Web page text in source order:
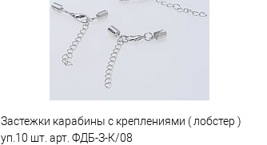
В избранное
Под заказ
Застежки карабины с креплениями ( лобстер )
уп.10 шт. арт. ФДБ-З-К/08